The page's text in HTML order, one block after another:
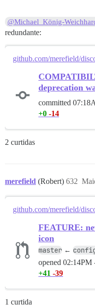
@Michael_König-
redundante:
github.com/merefield/
deprecation
committed
+0 -14
2 curtidas
merefield (Robert) 632
github.com/merefield/
FEATURE:
icon
master ←
opened 02:14PM
+41 -39
1 curtida